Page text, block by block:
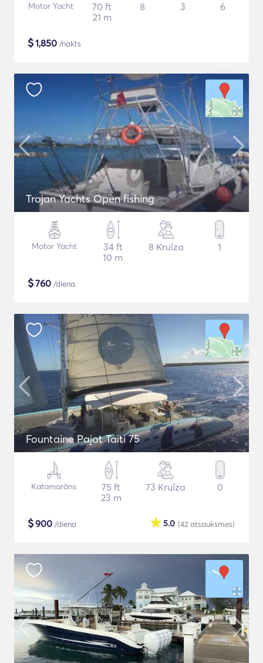
Motor Yacht
70 ft
21 m
8 3 6
$1,850 /nakts
Trojan Yachts Open fishing
Motor Yacht
34 ft
10 m
8 Kruīza 1
$760 /diena
Fountaine Pajot Taiti 75
Katamarāns
75 ft
23 m
73 Kruīza 0
$900 /diena (42 atsauksmes)
5.0